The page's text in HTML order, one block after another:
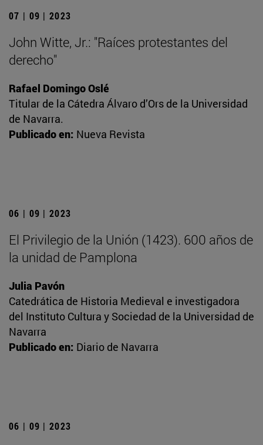
07 | 09 | 2023
John Witte, Jr.: "Raíces protestantes del
derecho"
Rafael Domingo Oslé
Titular de la Cátedra Álvaro d’Ors de la Universidad
de Navarra.
Publicado en: Nueva Revista
06 | 09 | 2023
El Privilegio de la Unión (1423). 600 años de
la unidad de Pamplona
Julia Pavón
Catedrática de Historia Medieval e investigadora
del Instituto Cultura y Sociedad de la Universidad de
Navarra
Publicado en: Diario de Navarra
06 | 09 | 2023